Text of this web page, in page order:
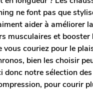
ne font pas que
aider à améliorer
musculaires et booster
vous couriez pour le
bien les choisir
donc notre sélection
pour courir